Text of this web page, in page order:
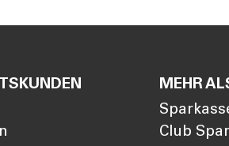
MEHR
Club